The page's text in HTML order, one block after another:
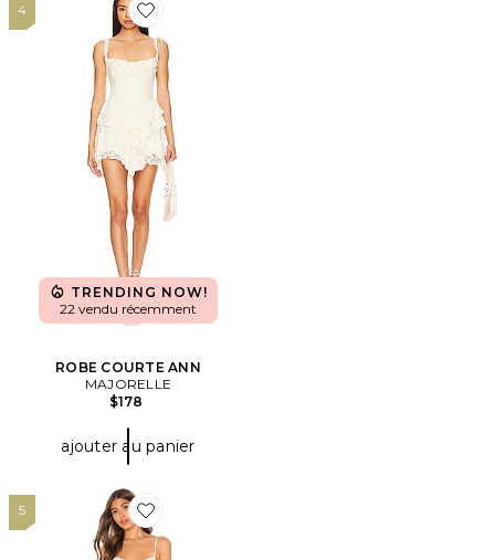
4
Favorite ROBE COURTE ANN
TRENDING NOW!
22 vendu récemment
ROBE COURTE ANN
MAJORELLE
$178
ajouter au panier
5
Favorite ROBE COURTE TIFF